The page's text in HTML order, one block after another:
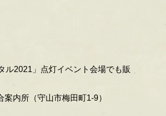
ル2021」点灯イベント会場でも販
案内所（守山市梅田町1-9）